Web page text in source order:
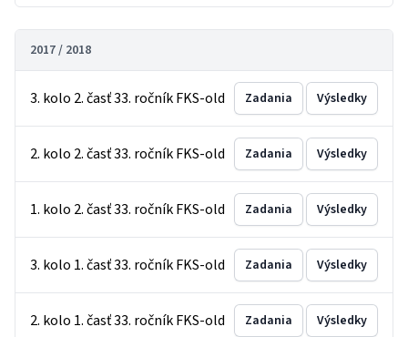
2017 / 2018
3. kolo 2. časť 33. ročník FKS-old Zadania Výsledky
2. kolo 2. časť 33. ročník FKS-old Zadania Výsledky
1. kolo 2. časť 33. ročník FKS-old Zadania Výsledky
3. kolo 1. časť 33. ročník FKS-old Zadania Výsledky
2. kolo 1. časť 33. ročník FKS-old Zadania Výsledky